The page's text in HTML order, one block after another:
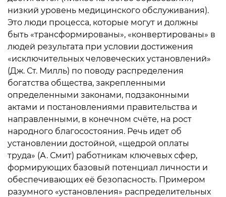
низкий уровень медицинского обслуживания).
Это люди процесса, которые могут и должны
быть «трансформированы», «конвертированы» в
людей результата при условии достижения
«исключительных человеческих установлений»
(Дж. Ст. Милль) по поводу распределения
богатства общества, закрепленными
определенными законами, подзаконными
актами и постановлениями правительства и
направленными, в конечном счёте, на рост
народного благосостояния. Речь идет об
установлении достойной, «щедрой оплаты
труда» (А. Смит) работникам ключевых сфер,
формирующих базовый потенциал личности и
обеспечивающих её безопасность. Примером
разумного «установления» распределительных